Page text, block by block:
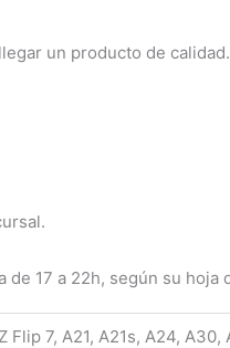
un producto de calidad.
17 a 22h, según su hoja
7, A21, A21s, A24,